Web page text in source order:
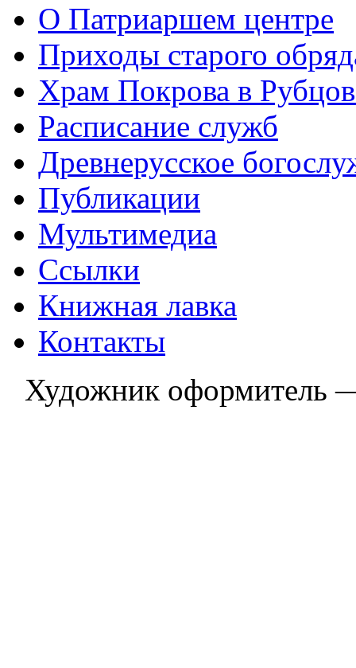
О Патриаршем центре
Приходы старого
Храм Покрова в
Расписание служб
Древнерусское
Публикации
Мультимедиа
Ссылки
Книжная лавка
Контакты
Художник оформитель